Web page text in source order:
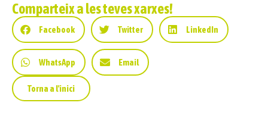
Comparteix a les teves xarxes!
Facebook Twitter LinkedIn
WhatsApp Email
Torna a l'inici